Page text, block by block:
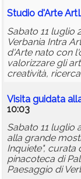
Studio d'Arte
Sabato 11 luglio
Verbania Intra
d'Arte nato con
valorizzare gli
creatività,
Visita guidata
10:03
Sabato 11 luglio
alla grande
Inquiete", curata
pinacoteca di
Paesaggio di